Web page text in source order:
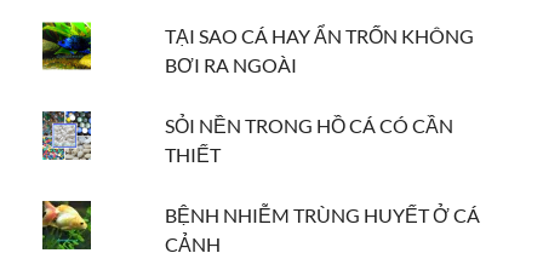
TẠI SAO CÁ HAY ẨN TRỐN KHÔNG
BƠI RA NGOÀI
SỎI NỀN TRONG HỒ CÁ CÓ CẦN
THIẾT
BỆNH NHIỄM TRÙNG HUYẾT Ở CÁ
CẢNH